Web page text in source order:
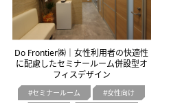
不動産情報
Do Frontier㈱｜女性利用者の快適性
に配慮したセミナールーム併設型オ
フィスデザイン
セミナールーム
女性向け